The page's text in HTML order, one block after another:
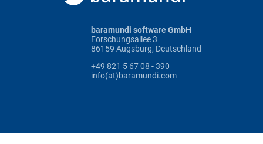
baramundi software GmbH
Forschungsallee 3
86159 Augsburg, Deutschland
+49 821 5 67 08 - 390
info(at)baramundi.com